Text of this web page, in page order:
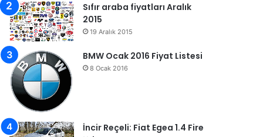
Sıfır araba fiyatları Aralık
2015
19 Aralık 2015
BMW Ocak 2016 Fiyat Listesi
8 Ocak 2016
İncir Reçeli: Fiat Egea 1.4 Fire